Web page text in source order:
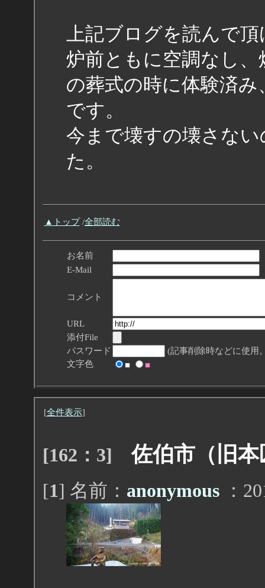
上記ブログを読んで
炉前ともに空調なし
の葬式の時に体験済
です。
今まで壊すの壊さな
た。
▲トップ/全部読む
お名前
E-Mail
コメント
URL
添付File
パスワード
(記事削除時などに使用
文字色
■ ■
[全件表示]
[162：3] 佐伯市（旧
[1] 名前： anonymous：